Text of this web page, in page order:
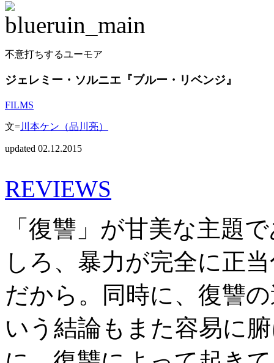
不意打ちするユーモア
ジェレミー・ソルニエ『ブルー・リベンジ』
FILMS
文=川本ケン（品川亮）
updated 02.12.2015
REVIEWS
「復讐」が甘美な主題
しろ、暴力が完全に正
だから。同時に、復讐
いう結論もまた容易に